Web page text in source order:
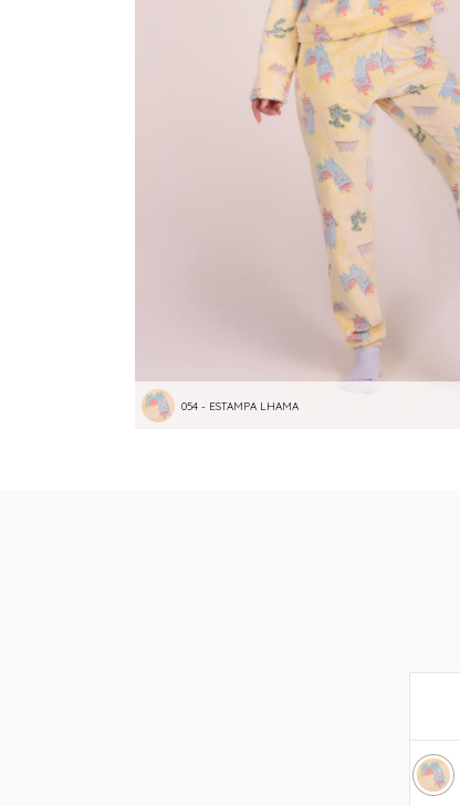
054 - ESTAMPA LHAMA